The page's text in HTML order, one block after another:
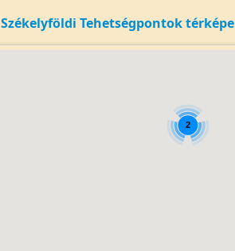
Székelyföldi Tehetségpontok térképe
2